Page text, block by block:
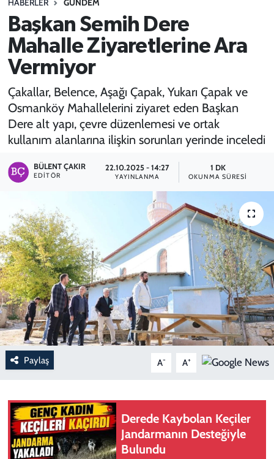
HABERLER GÜNDEM
Başkan Semih Dere
Mahalle Ziyaretlerine Ara
Vermiyor
Çakallar, Belence, Aşağı Çapak, Yukarı Çapak ve
Osmanköy Mahallelerini ziyaret eden Başkan
Dere alt yapı, çevre düzenlemesi ve ortak
kullanım alanlarına ilişkin sorunları yerinde inceledi
BÜLENT ÇAKIR
EDITÖR
22.10.2025 - 14:27
YAYINLANMA
1 DK
OKUNMA SÜRESI
Paylaş A- A+
Derede Kaybolan Keçiler
Jandarmanın Desteğiyle
Bulundu
SPOR
TEKNOLOJİ
YAŞAM